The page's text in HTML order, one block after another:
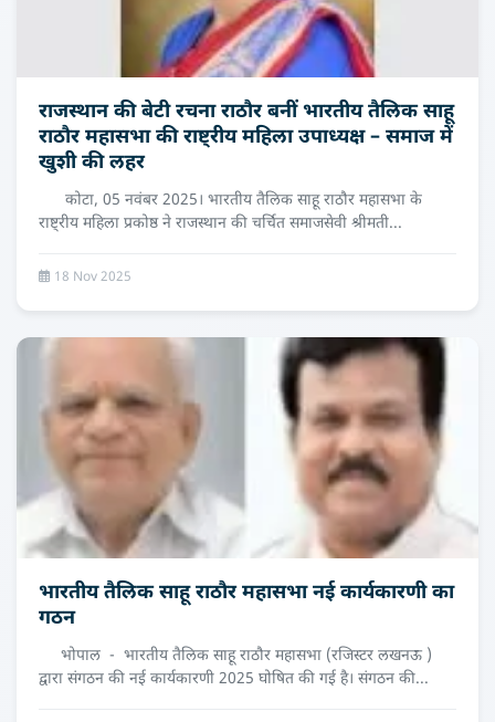
राजस्थान की बेटी रचना राठौर बनीं भारतीय तैलिक साहू
राठौर महासभा की राष्ट्रीय महिला उपाध्यक्ष – समाज में
खुशी की लहर
कोटा, 05 नवंबर 2025। भारतीय तैलिक साहू राठौर महासभा के
राष्ट्रीय महिला प्रकोष्ठ ने राजस्थान की चर्चित समाजसेवी श्रीमती...
18 Nov 2025
भारतीय तैलिक साहू राठौर महासभा नई कार्यकारणी का
गठन
भोपाल - भारतीय तैलिक साहू राठौर महासभा (रजिस्टर लखनऊ )
द्वारा संगठन की नई कार्यकारणी 2025 घोषित की गई है। संगठन की...